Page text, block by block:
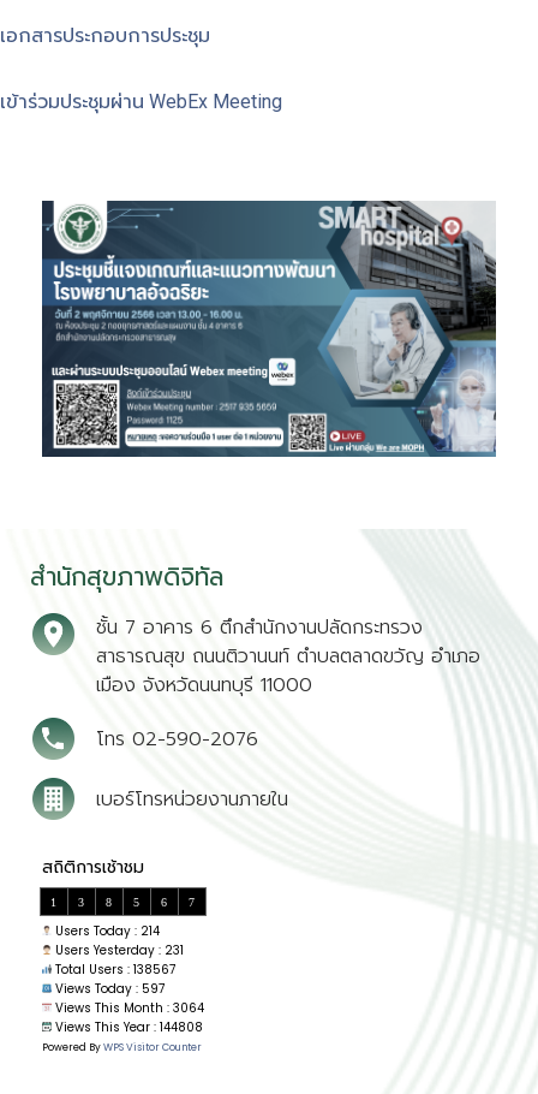
เอกสารประกอบการประชุม
เข้าร่วมประชุมผ่าน WebEx Meeting
สำนักสุขภาพดิจิทัล
ชั้น 7 อาคาร 6 ตึกสำนักงานปลัดกระทรวง
สาธารณสุข ถนนติวานนท์ ตำบลตลาดขวัญ อำเภอ
เมือง จังหวัดนนทบุรี 11000
โทร 02-590-2076
เบอร์โทรหน่วยงานภายใน
1 3 8 5 6 7
Users Today : 214
Users Yesterday : 231
Total Users : 138567
Views Today : 597
Views This Month : 3064
Views This Year : 144808
Powered ByWPS Visitor Counter